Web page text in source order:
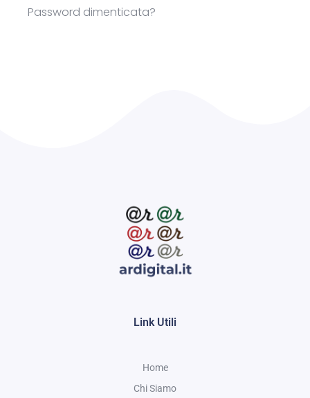
Password dimenticata?
Link Utili
Home
Chi Siamo